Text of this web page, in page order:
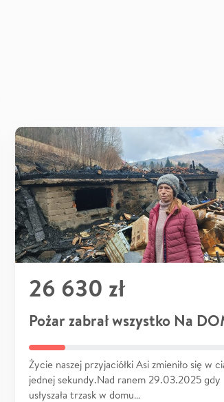
26 630 zł
Pożar zabrał wszystko Na
Życie naszej przyjaciółki Asi zmieniło się w
jednej sekundy.Nad ranem 29.03.2025 gdy
usłyszała trzask w domu…